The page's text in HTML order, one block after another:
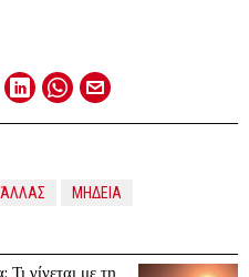
ΜΗΔΕΙΑ
γίνεται με τη